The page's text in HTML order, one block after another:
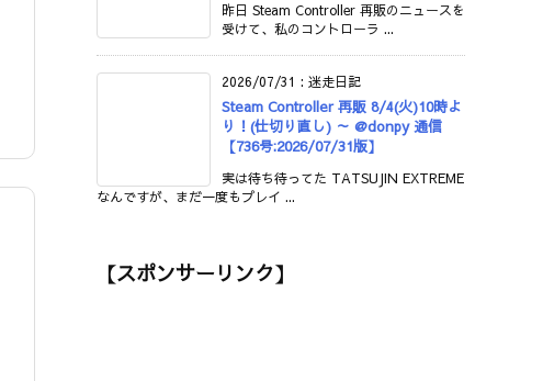
昨日 Steam Controller 再販のニュースを
受けて、私のコントローラ ...
2026/07/31 : 迷走日記
Steam Controller 再販 8/4(火)10時よ
り！(仕切り直し) ～ @donpy 通信
【736号:2026/07/31版】
実は待ち待ってた TATSUJIN EXTREME
なんですが、まだ一度もプレイ ...
【スポンサーリンク】